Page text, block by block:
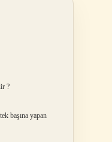
?
başına yapan